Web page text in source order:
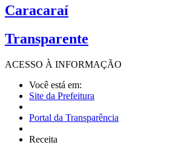
Caracaraí
Transparente
ACESSO À INFORMAÇÃO
Você está em:
Site da Prefeitura
Portal da Transparência
Receita